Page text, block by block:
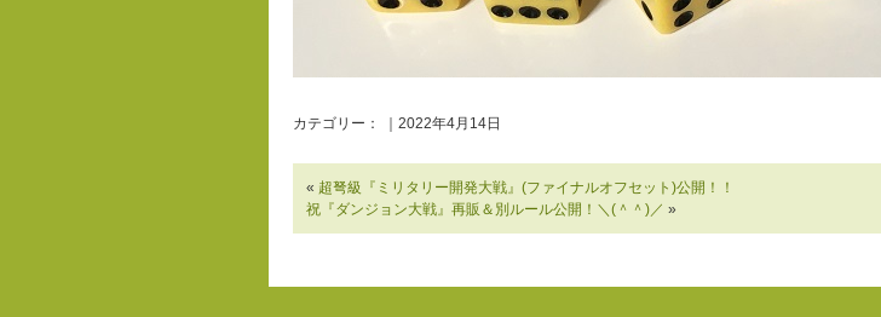
カテゴリー： ｜2022年4月14日
« 超弩級『ミリタリー開発大戦』(ファイナルオフセット)公開！！
祝『ダンジョン大戦』再販＆別ルール公開！＼(＾＾)／ »